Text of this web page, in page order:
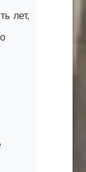
лет,